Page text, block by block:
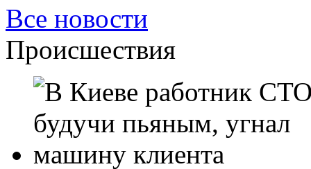
Все новости
Происшествия